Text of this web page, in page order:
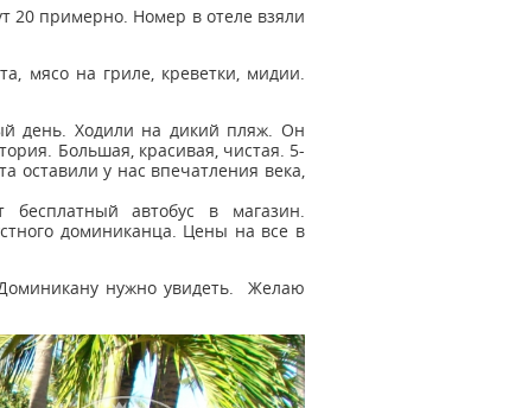
20 примерно. Номер в отеле взяли
мясо на гриле, креветки, мидии.
день. Ходили на дикий пляж. Он
Большая, красивая, чистая. 5-
оставили у нас впечатления века,
автобус в магазин.
доминиканца. Цены на все в
нужно увидеть. Желаю